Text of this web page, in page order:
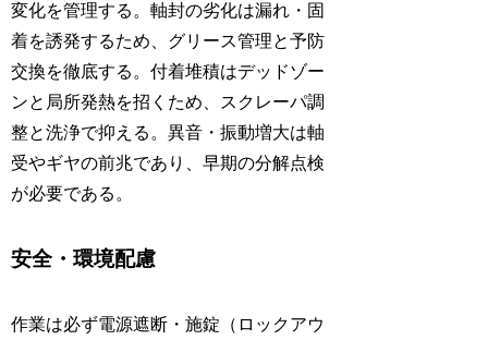
変化を管理する。軸封の劣化は漏れ・固
着を誘発するため、グリース管理と予防
交換を徹底する。付着堆積はデッドゾー
ンと局所発熱を招くため、スクレーパ調
整と洗浄で抑える。異音・振動増大は軸
受やギヤの前兆であり、早期の分解点検
が必要である。
安全・環境配慮
作業は必ず電源遮断・施錠（ロックアウ